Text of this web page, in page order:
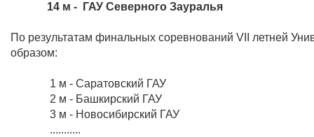
14 м - ГАУ Северного Зауралья
По результатам финальных соревнований VII летней
образом:
1 м - Саратовский ГАУ
2 м - Башкирский ГАУ
3 м - Новосибирский ГАУ
...........